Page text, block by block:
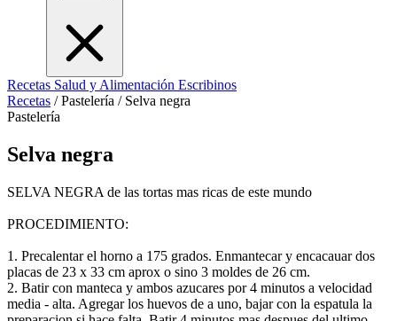
Recetas Salud y Alimentación Escribinos
Recetas / Pastelería / Selva negra
Pastelería
Selva negra
SELVA NEGRA de las tortas mas ricas de este mundo
PROCEDIMIENTO:
1. Precalentar el horno a 175 grados. Enmantecar y encacauar dos
placas de 23 x 33 cm aprox o sino 3 moldes de 26 cm.
2. Batir con manteca y ambos azucares por 4 minutos a velocidad
media - alta. Agregar los huevos de a uno, bajar con la espatula la